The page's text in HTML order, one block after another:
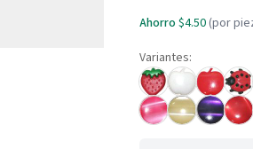
Ahorro $4.50 (por
Variantes: